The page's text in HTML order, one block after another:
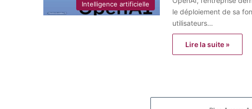
Intelligence artificielle
le déploiement de sa
utilisateurs…
Lire la suite »